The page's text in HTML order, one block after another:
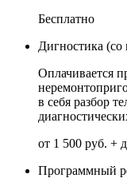
Бесплатно
Дигностика (со
Оплачивается
в себя разбор
от 1 500 руб. +
Программный